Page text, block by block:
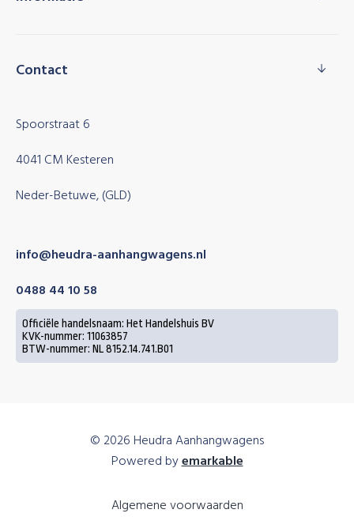
Contact
Spoorstraat 6
4041 CM Kesteren
Neder-Betuwe, (GLD)
info@heudra-aanhangwagens.nl
0488 44 10 58
Officiële handelsnaam: Het Handelshuis BV
KVK-nummer: 11063857
BTW-nummer: NL 8152.14.741.B01
© 2026 Heudra Aanhangwagens
Powered byemarkable
Algemene voorwaarden